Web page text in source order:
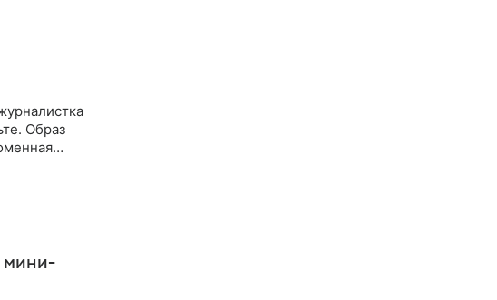
Образ
мини-